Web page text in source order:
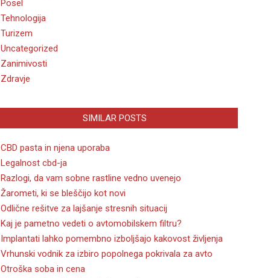
Posel
Tehnologija
Turizem
Uncategorized
Zanimivosti
Zdravje
SIMILAR POSTS
CBD pasta in njena uporaba
Legalnost cbd-ja
Razlogi, da vam sobne rastline vedno uvenejo
Žarometi, ki se bleščijo kot novi
Odlične rešitve za lajšanje stresnih situacij
Kaj je pametno vedeti o avtomobilskem filtru?
Implantati lahko pomembno izboljšajo kakovost življenja
Vrhunski vodnik za izbiro popolnega pokrivala za avto
Otroška soba in cena